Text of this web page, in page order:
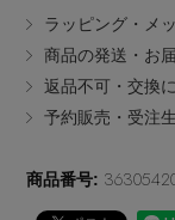
チャーム・ス
その他(傘・
EDITOR'S
ラッピング・メ
商品の発送・お
返品不可・交換
予約販売・受注
商品番号: